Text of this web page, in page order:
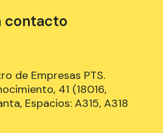
contacto
de Empresas PTS.
41 (18016,
Espacios: A315, A318